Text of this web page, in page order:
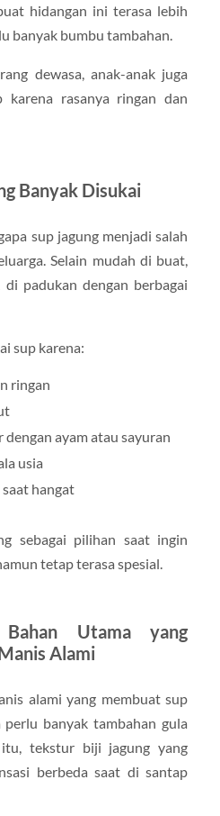
hidangan ini terasa lebih
banyak bumbu tambahan.
dewasa, anak-anak juga
karena rasanya ringan dan
Banyak Disukai
sup jagung menjadi salah
Selain mudah di buat,
padukan dengan berbagai
sup karena:
ringan
ayam atau sayuran
usia
hangat
sebagai pilihan saat ingin
tetap terasa spesial.
Utama yang
Alami
alami yang membuat sup
banyak tambahan gula
itu, tekstur biji jagung yang
berbeda saat di santap